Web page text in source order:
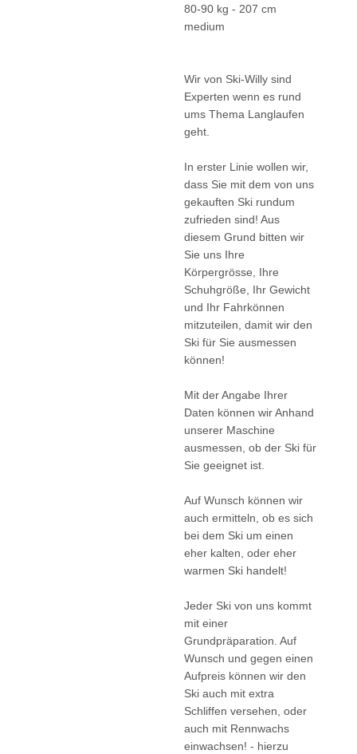
80-90 kg - 207 cm
medium
Wir von Ski-Willy sind
Experten wenn es rund
ums Thema Langlaufen
geht.
In erster Linie wollen wir,
dass Sie mit dem von uns
gekauften Ski rundum
zufrieden sind! Aus
diesem Grund bitten wir
Sie uns Ihre
Körpergrösse, Ihre
Schuhgröße, Ihr Gewicht
und Ihr Fahrkönnen
mitzuteilen, damit wir den
Ski für Sie ausmessen
können!
Mit der Angabe Ihrer
Daten können wir Anhand
unserer Maschine
ausmessen, ob der Ski für
Sie geeignet ist.
Auf Wunsch können wir
auch ermitteln, ob es sich
bei dem Ski um einen
eher kalten, oder eher
warmen Ski handelt!
Jeder Ski von uns kommt
mit einer
Grundpräparation. Auf
Wunsch und gegen einen
Aufpreis können wir den
Ski auch mit extra
Schliffen versehen, oder
auch mit Rennwachs
einwachsen! - hierzu